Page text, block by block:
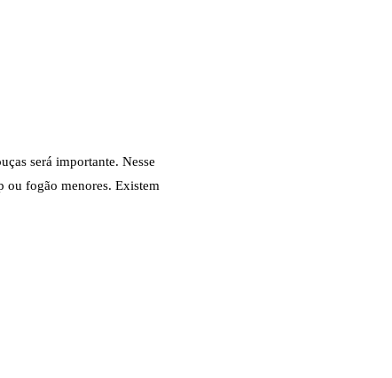
será importante. Nesse
ou fogão menores. Existem